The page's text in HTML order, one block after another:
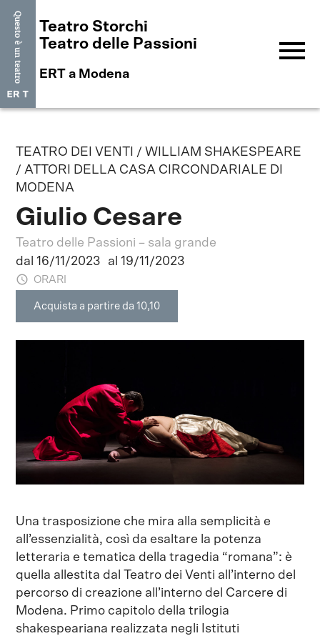
Teatro Storchi
Teatro delle Passioni
ERT a Modena
menu
TEATRO DEI VENTI / WILLIAM SHAKESPEARE
/ ATTORI DELLA CASA CIRCONDARIALE DI
MODENA
Giulio Cesare
Teatro delle Passioni – sala grande
dal 16/11/2023
al 19/11/2023
ORARI
Acquista a partire da 10,10
Una trasposizione che mira alla semplicità e
all’essenzialità, così da esaltare la potenza
letteraria e tematica della tragedia “romana”: è
quella allestita dal Teatro dei Venti all’interno del
percorso di creazione all’interno del Carcere di
Modena. Primo capitolo della trilogia
shakespeariana realizzata negli Istituti